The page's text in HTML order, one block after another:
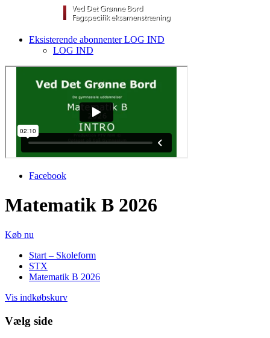
Eksisterende abonnenter LOG IND
LOG IND
Facebook
Matematik B 2026
Køb nu
Start – Skoleform
STX
Matematik B 2026
Vis indkøbskurv
Vælg side